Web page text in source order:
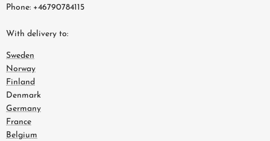
Phone: +46790784115
With delivery to:
Sweden
Norway
Finland
Denmark
Germany
France
Belgium